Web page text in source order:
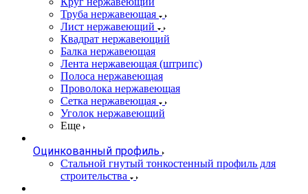
Труба нержавеющая
Лист нержавеющий
Квадрат нержавеющий
Балка нержавеющая
Лента нержавеющая (штрипс)
Полоса нержавеющая
Проволока нержавеющая
Сетка нержавеющая
Уголок нержавеющий
Еще
Оцинкованный профиль
Стальной гнутый тонкостенный профиль для
строительства